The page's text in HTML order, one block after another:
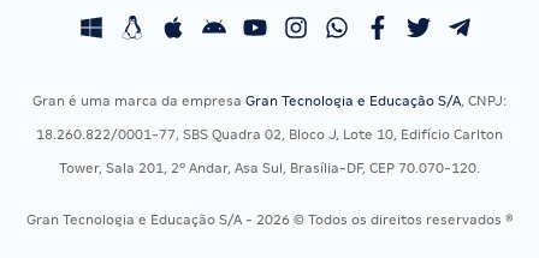
Concursos Fiscais
Concursos Saúde
Residência Multiprofissional
Calendário OAB
Gran é uma marca da empresa Gran Tecnologia e Educação S/A, CNPJ:
18.260.822/0001-77, SBS Quadra 02, Bloco J, Lote 10, Edifício Carlton
Tower, Sala 201, 2º Andar, Asa Sul, Brasília-DF, CEP 70.070-120.
Gran Tecnologia e Educação S/A - 2026 © Todos os direitos reservados ®